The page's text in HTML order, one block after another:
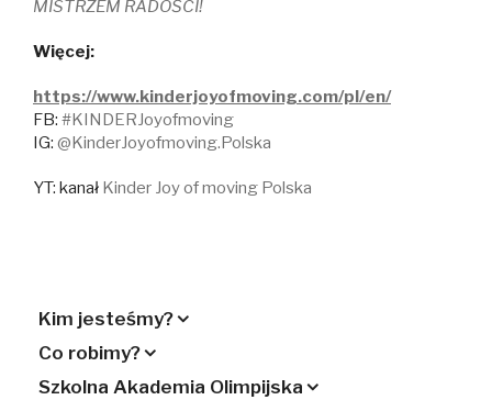
MISTRZEM RADOŚCI!
Więcej:
https://www.kinderjoyofmoving.com/pl/en/
FB: #KINDERJoyofmoving
IG: @KinderJoyofmoving.Polska
YT: kanał Kinder Joy of moving Polska
Kim jesteśmy?
Co robimy?
Szkolna Akademia Olimpijska